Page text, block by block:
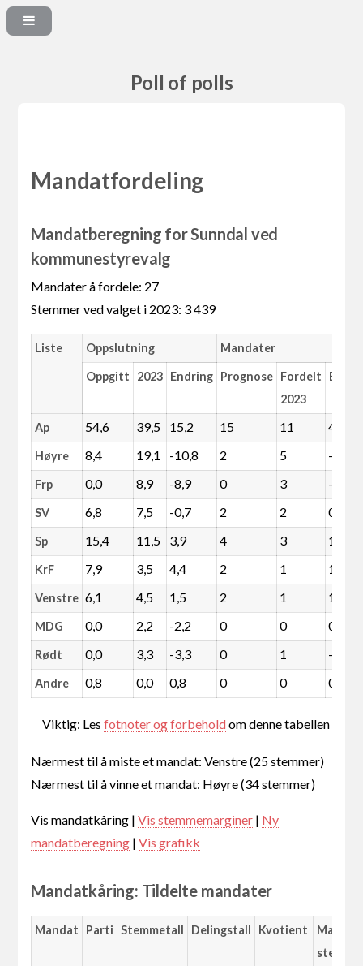
Poll of polls
Mandatfordeling
Mandatberegning for Sunndal ved
kommunestyrevalg
Mandater å fordele: 27
Stemmer ved valget i 2023: 3 439
Liste Oppslutning Mandater
Oppgitt 2023 Endring Prognose Fordelt
2023
Ap 54,6 39,5 15,2 15 11 4
Høyre 8,4 19,1 -10,8 2 5 -3
Frp 0,0 8,9 -8,9 0 3 -3
SV 6,8 7,5 -0,7 2 2 0
Sp 15,4 11,5 3,9 4 3 1
KrF 7,9 3,5 4,4 2 1 1
Venstre 6,1 4,5 1,5 2 1 1
MDG 0,0 2,2 -2,2 0 0 0
Rødt 0,0 3,3 -3,3 0 1 -1
Andre 0,8 0,0 0,8 0 0 0
Viktig: Lesfotnoter og forbeholdom denne tabellen
Nærmest til å miste et mandat: Venstre (25 stemmer)
Nærmest til å vinne et mandat: Høyre (34 stemmer)
Vis mandatkåring |Vis stemmemarginer | Ny
mandatberegning |Vis grafikk
Mandatkåring: Tildelte mandater
Mandat Parti Stemmetall Delingstall Kvotient
Margin